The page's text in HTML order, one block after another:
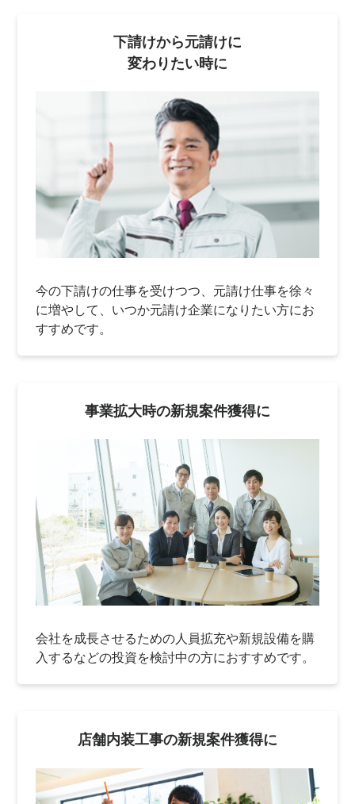
下請けから元請けに
変わりたい時に
今の下請けの仕事を受けつつ、元請け仕事を徐々
に増やして、いつか元請け企業になりたい方にお
すすめです。
事業拡大時の新規案件獲得に
会社を成長させるための人員拡充や新規設備を購
入するなどの投資を検討中の方におすすめです。
店舗内装工事の新規案件獲得に